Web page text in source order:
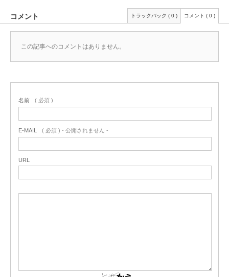
コメント トラックバック ( 0 ) コメント ( 0 )
この記事へのコメントはありません。
名前 ( 必須 )
E-MAIL ( 必須 ) - 公開されません -
URL